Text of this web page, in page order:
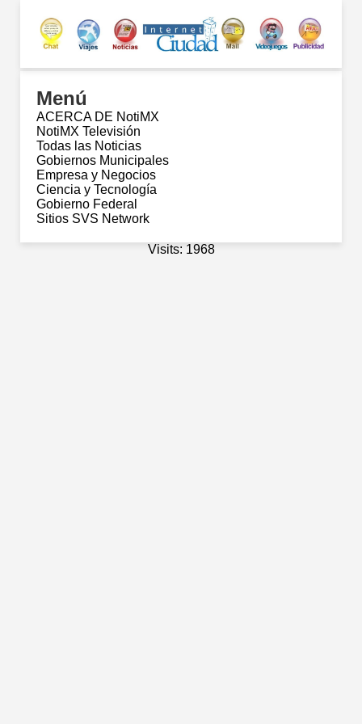
Menú
ACERCA DE NotiMX
NotiMX Televisión
Todas las Noticias
Gobiernos Municipales
Empresa y Negocios
Ciencia y Tecnología
Gobierno Federal
Sitios SVS Network
Visits: 1968